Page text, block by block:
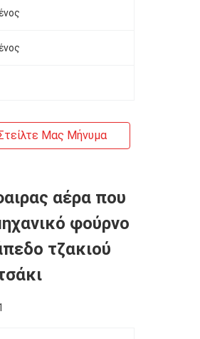
Μας Μήνυμα
αέρα που
φούρνο
τζακιού